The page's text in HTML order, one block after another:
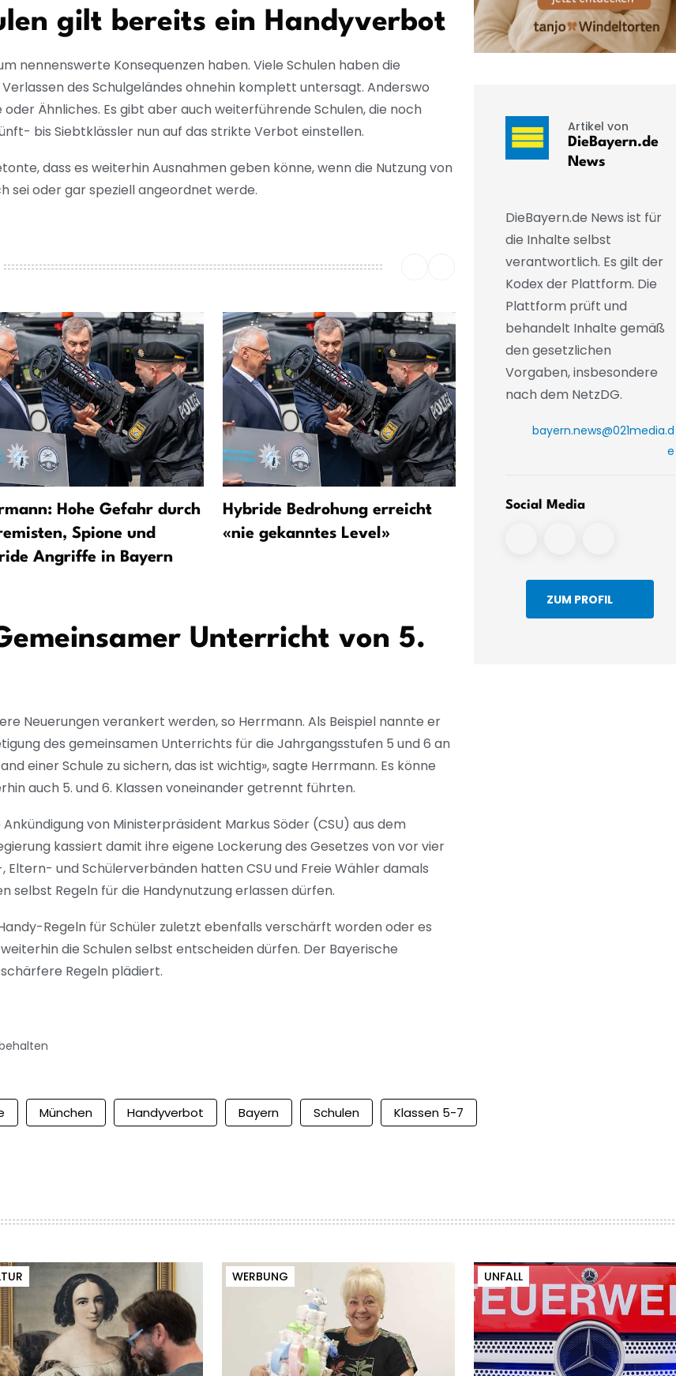
gilt bereits ein Handyverbot
nennenswerte Konsequenzen haben. Viele Schulen haben die
des Schulgeländes ohnehin komplett untersagt. Anderswo
Ähnliches. Es gibt aber auch weiterführende Schulen, die noch
bis Siebtklässler nun auf das strikte Verbot einstellen.
dass es weiterhin Ausnahmen geben könne, wenn die Nutzung von
oder gar speziell angeordnet werde.
Hohe Gefahr durch
Spione und
Angriffe in Bayern
Hybride Bedrohung erreicht
«nie gekanntes Level»
München: Krause nach 100
Unterricht von 5.
Neuerungen verankert werden, so Herrmann. Als Beispiel nannte er
des gemeinsamen Unterrichts für die Jahrgangsstufen 5 und 6 an
einer Schule zu sichern, das ist wichtig», sagte Herrmann. Es könne
auch 5. und 6. Klassen voneinander getrennt führten.
von Ministerpräsident Markus Söder (CSU) aus dem
kassiert damit ihre eigene Lockerung des Gesetzes von vor vier
Eltern- und Schülerverbänden hatten CSU und Freie Wähler damals
selbst Regeln für die Handynutzung erlassen dürfen.
Regeln für Schüler zuletzt ebenfalls verschärft worden oder es
die Schulen selbst entscheiden dürfen. Der Bayerische
Regeln plädiert.
Artikel von
DieBayern.de
News
DieBayern.de News ist für
die Inhalte selbst
verantwortlich. Es gilt der
Kodex der Plattform. Die
Plattform prüft und
behandelt Inhalte gemäß
den gesetzlichen
Vorgaben, insbesondere
nach dem NetzDG.
bayern.news@021media.d
e
Social Media
ZUM PROFIL
München Handyverbot Bayern Schulen Klassen 5-7
WERBUNG UNFALL